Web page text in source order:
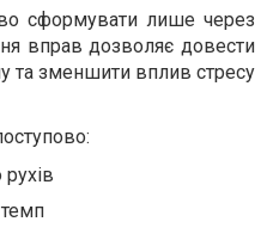
сформувати лише через
вправ дозволяє довести
та зменшити вплив стресу